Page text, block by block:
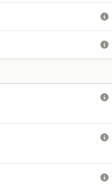




